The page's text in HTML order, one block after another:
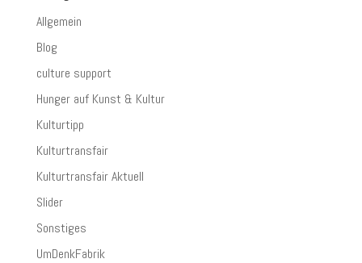
Allgemein
Blog
culture support
Hunger auf Kunst & Kultur
Kulturtipp
Kulturtransfair
Kulturtransfair Aktuell
Slider
Sonstiges
UmDenkFabrik